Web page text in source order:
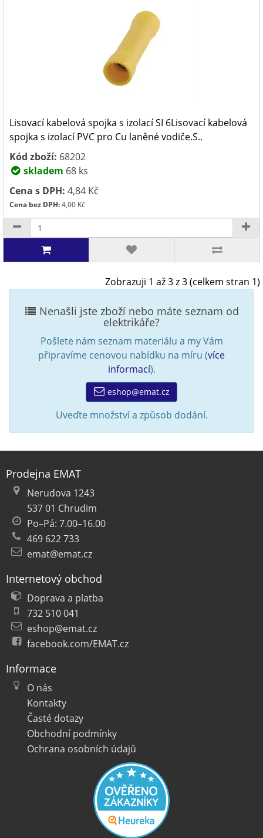
Lisovací kabelová spojka s izolací SI 6Lisovací kabelová
spojka s izolací PVC pro Cu laněné vodiče.S..
Kód zboží: 68202
skladem 68 ks
Cena s DPH: 4,84 Kč
Cena bez DPH:4,00 Kč
Zobrazuji 1 až 3 z 3 (celkem stran 1)
Nenašli jste zboží nebo máte seznam od
elektrikáře?
Pošlete nám seznam materiálu a my Vám
připravíme cenovou nabídku na míru (více
informací).
eshop@emat.cz
Uveďte množství a způsob dodání.
Prodejna EMAT
Nerudova 1243
537 01 Chrudim
Po–Pá: 7.00–16.00
469 622 733
emat@emat.cz
Internetový obchod
Doprava a platba
732 510 041
eshop@emat.cz
facebook.com/EMAT.cz
Informace
O nás
Kontakty
Časté dotazy
Obchodní podmínky
Ochrana osobních údajů